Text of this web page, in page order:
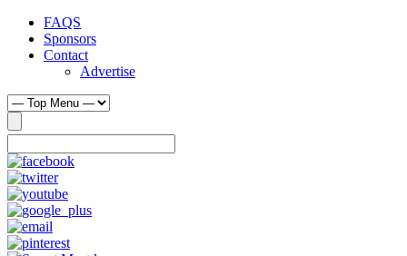
FAQS
Sponsors
Contact
Advertise